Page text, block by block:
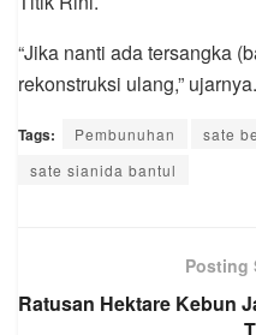
“Jika nanti ada tersangka
rekonstruksi ulang,”
Tags: Pembunuhan sate
sate sianida bantul
Posting
Ratusan Hektare Kebun